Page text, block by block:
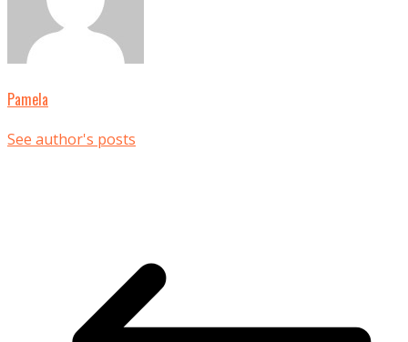
Pamela
See author's posts